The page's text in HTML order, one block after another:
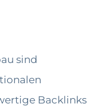
sind
Backlinks